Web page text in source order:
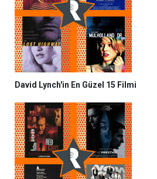
David Lynch'in En Güzel 15 Filmi